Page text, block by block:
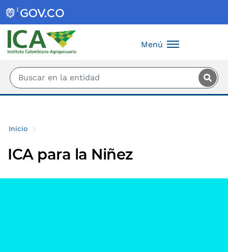
Menú
Inicio
ICA para la Niñez